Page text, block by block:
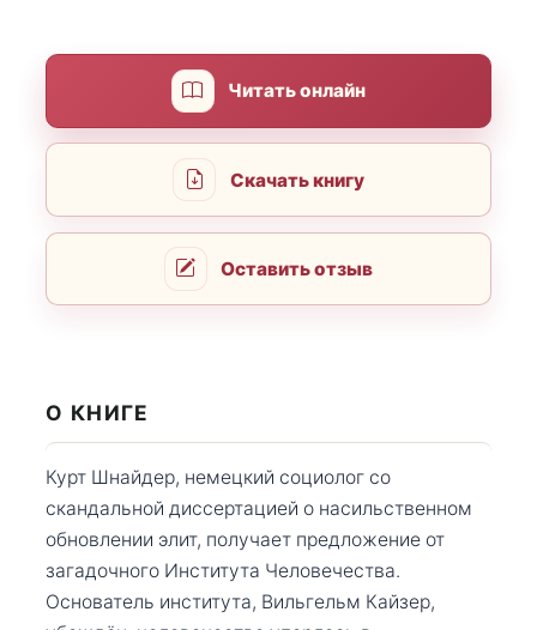
Читать онлайн
Скачать книгу
Оставить отзыв
О КНИГЕ
Курт Шнайдер, немецкий социолог со
скандальной диссертацией о насильственном
обновлении элит, получает предложение от
загадочного Института Человечества.
Основатель института, Вильгельм Кайзер,